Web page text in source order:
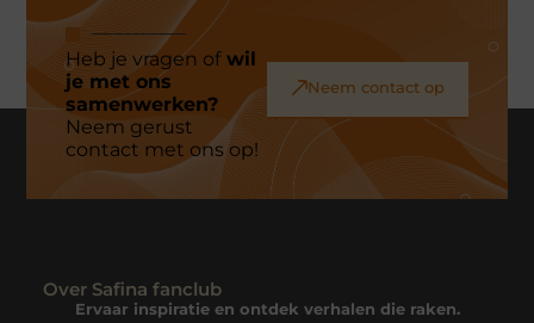
Heb je vragen ofwil
je met ons
samenwerken?
Neem gerust
contact met ons op!
Neem contact op
Over Safina fanclub
Ervaar inspiratie en ontdek verhalen die raken.